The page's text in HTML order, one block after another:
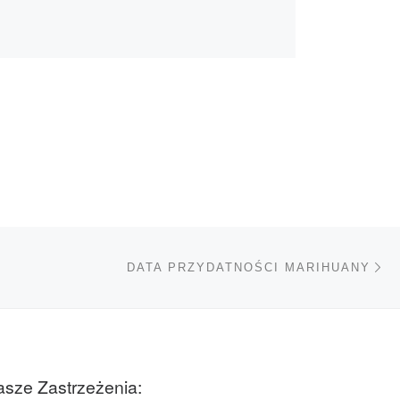
DATA PRZYDATNOŚCI MARIHUANY
Zastrzeżenia: